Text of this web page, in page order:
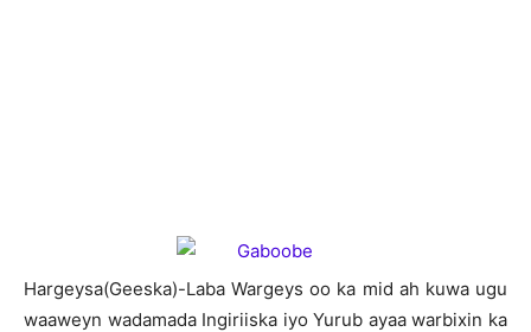
Hargeysa(Geeska)-Laba Wargeys oo ka mid ah kuwa ugu
waaweyn wadamada Ingiriiska iyo Yurub ayaa warbixin ka